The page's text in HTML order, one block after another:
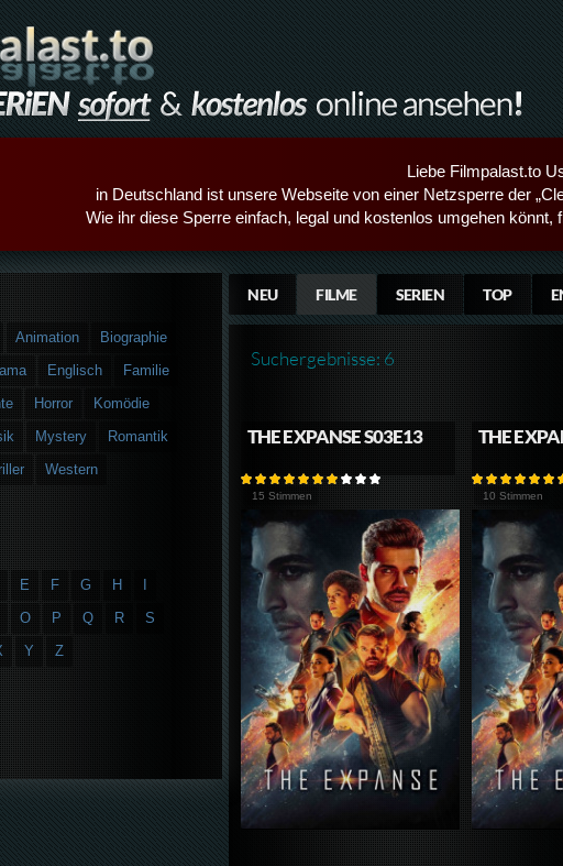
Liebe Filmpalast.to
in Deutschland ist unsere Webseite von einer Netzsperre der
Wie ihr diese Sperre einfach, legal und kostenlos umgehen könnt,
NEU FILME SERIEN TOP
Suchergebnisse: 6
THE EXPANSE S03E13
15 Stimmen
THE
10 Stimmen
Animation
Biographie
Englisch
Familie
Horror
Komödie
Mystery
Romantik
Western
E F G H
O P Q R
S
Y Z